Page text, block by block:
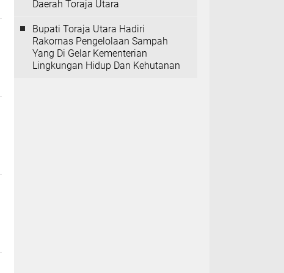
Daerah Toraja Utara
Bupati Toraja Utara Hadiri
Rakornas Pengelolaan Sampah
Yang Di Gelar Kementerian
Lingkungan Hidup Dan Kehutanan